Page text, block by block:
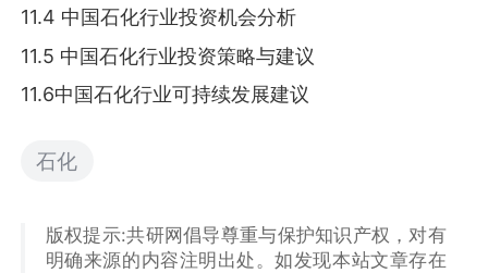
11.4 中国石化行业投资机会分析
11.5 中国石化行业投资策略与建议
11.6中国石化行业可持续发展建议
石化
版权提示:共研网倡导尊重与保护知识产权，对有
明确来源的内容注明出处。如发现本站文章存在